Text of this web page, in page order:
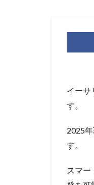
イーサ
す。
2025
す。
スマー